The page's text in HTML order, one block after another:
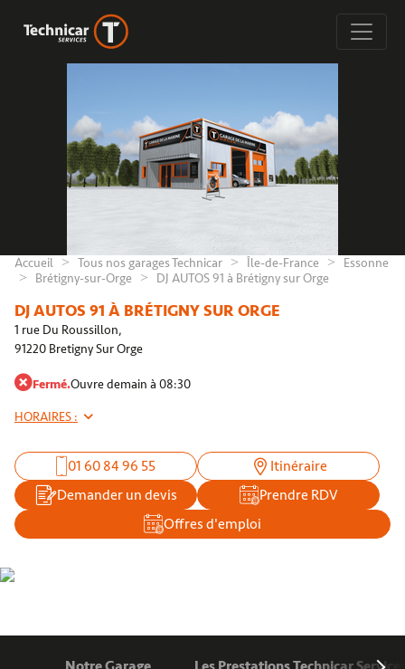
Accueil Tous nos garages Technicar Île-de-France
Essonne
Brétigny-sur-Orge
DJ AUTOS 91 à Brétigny sur Orge
DJ AUTOS 91 À BRÉTIGNY SUR ORGE
1 rue Du Roussillon,
91220 Bretigny Sur Orge
Fermé.Ouvre demain à 08:30
HORAIRES :
01 60 84 96 55
Itinéraire
Demander un devis
Prendre RDV
Offres d'emploi